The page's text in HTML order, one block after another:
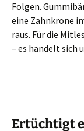
Folgen.
eine Zahnkrone
raus. Für die
– es handelt sich
Ertüchtigt